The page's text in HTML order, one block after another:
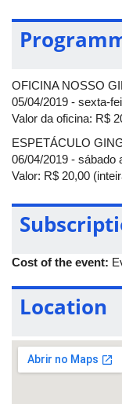
Mais informações:
E-mail:
OFICINA NOSSO
05/04/2019 - sexta-
Valor da oficina: R$
ESPETÁCULO
06/04/2019 - sábado
Valor: R$ 20,00
Cost of the event:
Location